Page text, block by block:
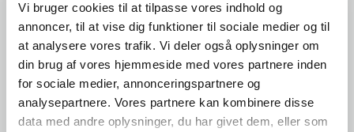
Vi bruger cookies til at tilpasse vores indhold og
annoncer, til at vise dig funktioner til sociale medier og til
at analysere vores trafik. Vi deler også oplysninger om
din brug af vores hjemmeside med vores partnere inden
for sociale medier, annonceringspartnere og
analysepartnere. Vores partnere kan kombinere disse
data med andre oplysninger, du har givet dem, eller som